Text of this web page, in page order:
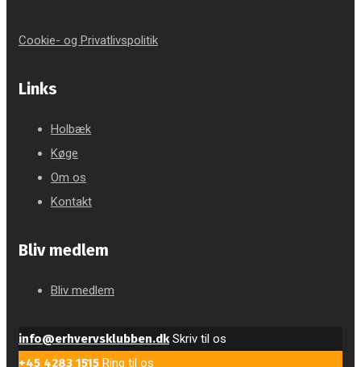
Cookie- og Privatlivspolitik
Links
Holbæk
Køge
Om os
Kontakt
Bliv medlem
Bliv medlem
info@erhvervsklubben.dk Skriv til os
+45 4283 1515 Ring til os